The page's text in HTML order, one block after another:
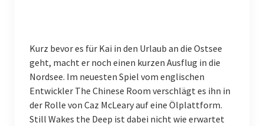
Kurz bevor es für Kai in den Urlaub an die Ostsee
geht, macht er noch einen kurzen Ausflug in die
Nordsee. Im neuesten Spiel vom englischen
Entwickler The Chinese Room verschlägt es ihn in
der Rolle von Caz McLeary auf eine Ölplattform.
Still Wakes the Deep ist dabei nicht wie erwartet